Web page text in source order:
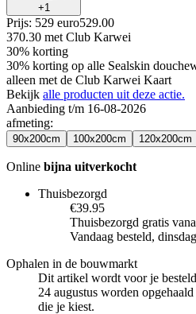
+1
Prijs: 529 euro529.00
370.30 met Club Karwei
30% korting
30% korting op alle Sealskin
alleen met de Club Karwei Kaart
Bekijk alle producten uit deze actie.
Aanbieding t/m 16-08-2026
afmeting:
90x200cm 100x200cm 120x200cm
Online bijna uitverkocht
Thuisbezorgd
€39.95
Thuisbezorgd gratis
Vandaag besteld,
Ophalen in de bouwmarkt
Dit artikel wordt voor je
24 augustus worden
die je kiest.